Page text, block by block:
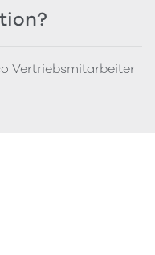
Vertriebsmitarbeiter